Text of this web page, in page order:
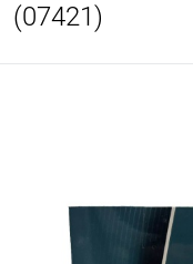
(07421)